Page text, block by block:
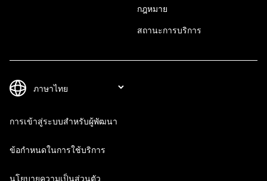
กฎหมาย
สถานะการบริการ
การเข้าสู่ระบบสำหรับผู้พัฒนา
ข้อกำหนดในการใช้บริการ
นโยบายความเป็นส่วนตัว